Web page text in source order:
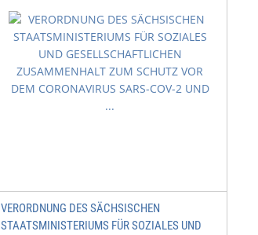
VERORDNUNG DES SÄCHSISCHEN
STAATSMINISTERIUMS FÜR SOZIALES UND